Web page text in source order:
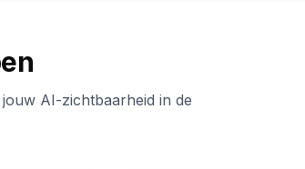
AI-zichtbaarheid in de